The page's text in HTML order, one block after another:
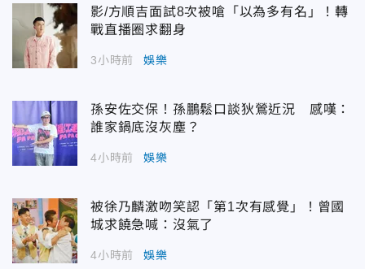
影/方順吉面試8次被嗆「以為多有名」！轉
戰直播圈求翻身
3小時前 娛樂
孫安佐交保！孫鵬鬆口談狄鶯近況 感嘆：
誰家鍋底沒灰塵？
4小時前 娛樂
被徐乃麟激吻笑認「第1次有感覺」！曾國
城求饒急喊：沒氣了
4小時前 娛樂